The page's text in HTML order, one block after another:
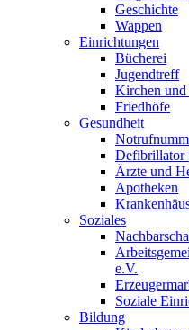
Geschichte
Wappen
Einrichtungen
Bücherei
Jugendtreff
Kirchen und
Friedhöfe
Gesundheit
Defibrillator
Ärzte und
Apotheken
Soziales
e.V.
Soziale
Bildung